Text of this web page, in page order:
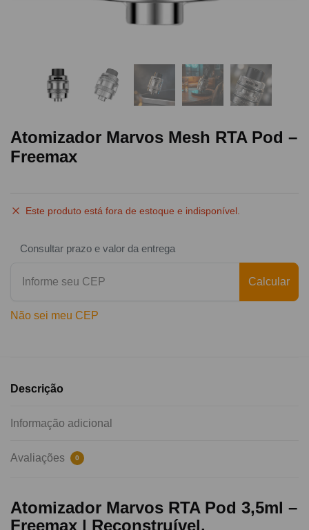
Atomizador Marvos Mesh RTA Pod –
Freemax
Este produto está fora de estoque e indisponível.
Consultar prazo e valor da entrega
Calcular
Não sei meu CEP
Descrição
Informação adicional
Avaliações 0
Atomizador Marvos RTA Pod 3,5ml –
Freemax | Reconstruível,